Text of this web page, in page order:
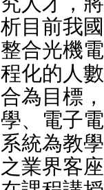
析目前我
整合光機
程化的人
合為目標
學、電子
系統為教
之業界客